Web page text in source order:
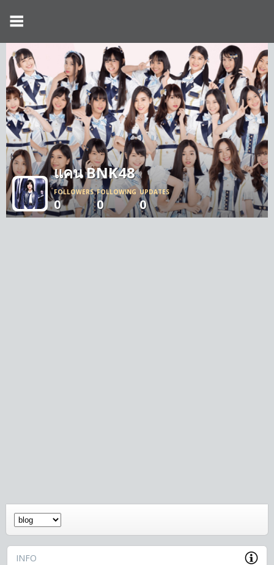
แคน BNK48
FOLLOWERS
0
FOLLOWING
0
UPDATES
0
INFO